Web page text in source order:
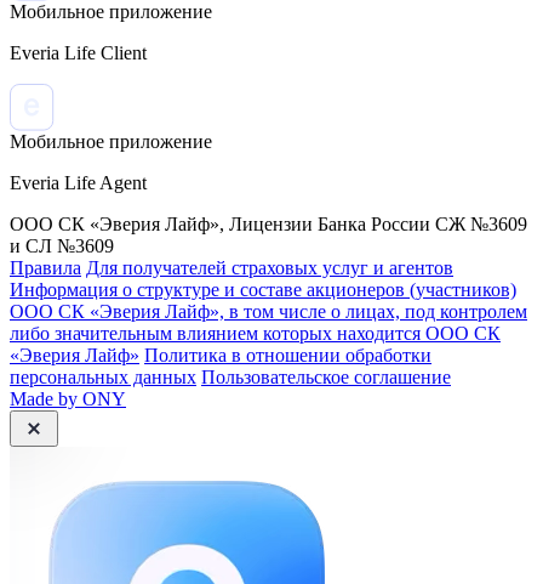
Мобильное приложение
Everia Life Client
Мобильное приложение
Everia Life Agent
ООО СК «Эверия Лайф», Лицензии Банка России СЖ №3609
и СЛ №3609
Правила Для получателей страховых услуг и агентов
Информация о структуре и составе акционеров (участников)
ООО СК «Эверия Лайф», в том числе о лицах, под контролем
либо значительным влиянием которых находится ООО СК
«Эверия Лайф» Политика в отношении обработки
персональных данных Пользовательское соглашение
Made by ONY